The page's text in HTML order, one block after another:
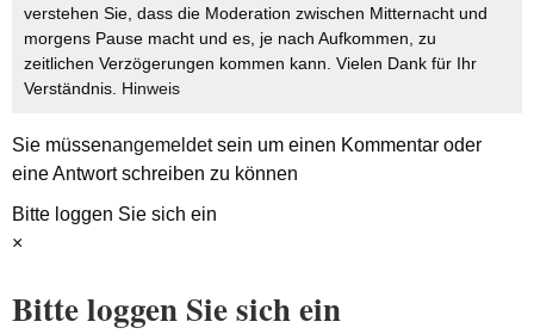
verstehen Sie, dass die Moderation zwischen Mitternacht und
morgens Pause macht und es, je nach Aufkommen, zu
zeitlichen Verzögerungen kommen kann. Vielen Dank für Ihr
Verständnis. Hinweis
Sie müssenangemeldetsein um einen Kommentar oder
eine Antwort schreiben zu können
Bitte loggen Sie sich ein
×
Bitte loggen Sie sich ein